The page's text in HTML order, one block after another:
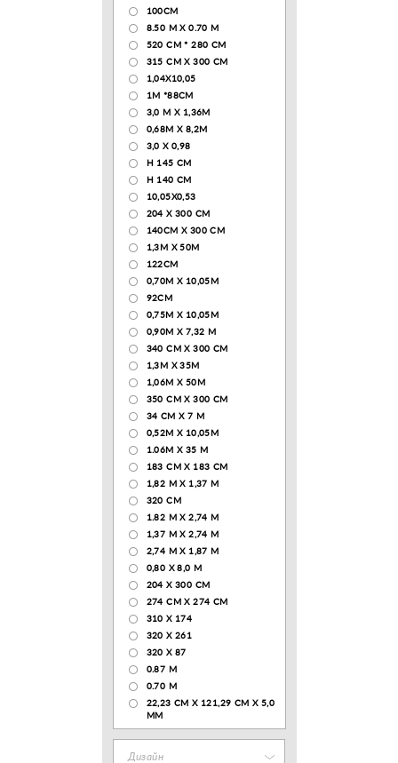
100CM
8.50 M X 0.70 M
520 СМ * 280 СМ
315 CM X 300 CM
1,04X10,05
1М *88СМ
3,0 М Х 1,36М
0,68М Х 8,2М
3,0 Х 0,98
H 145 CM
H 140 CM
10,05Х0,53
204 Х 300 СМ
140CM X 300 CM
1,3М Х 50М
122СМ
0,70М Х 10,05М
92CM
0,75М Х 10,05М
0,90М Х 7,32 М
340 CM X 300 CM
1,3M X 35M
1,06M X 50M
350 CM X 300 CM
34 CM X 7 M
0,52М Х 10,05М
1.06M X 35 M
183 СМ Х 183 СМ
1,82 М Х 1,37 М
320 CM
1.82 М Х 2,74 М
1,37 М Х 2,74 М
2,74 М Х 1,87 М
0,80 Х 8,0 М
204 Х 300 СМ
274 СМ Х 274 СМ
310 X 174
320 X 261
320 X 87
0.87 M
0.70 M
22,23 CM X 121,29 CM X 5,0
MM
Дизайн